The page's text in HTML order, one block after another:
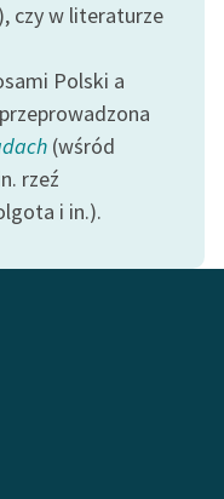
czy w literaturze
Polski a
(wśród
rzeź
i in.).